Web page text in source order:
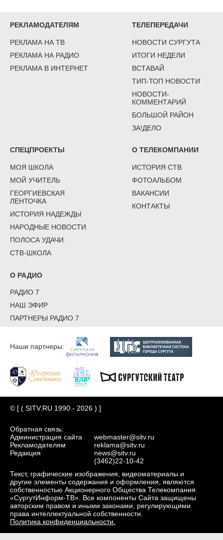
РЕКЛАМОДАТЕЛЯМ
РЕКЛАМА НА ТВ
РЕКЛАМА НА РАДИО
РЕКЛАМА В ИНТЕРНЕТ
ТЕЛЕПЕРЕДАЧИ
НОВОСТИ СУРГУТА
ИТОГИ НЕДЕЛИ
ВСТАВАЙ
ТИП-ТОП НОВОСТИ
НОВОСТИ-
КОММЕНТАРИЙ
БОЛЬШОЙ РАЙОН
ЗА!ДЕЛО
СПЕЦПРОЕКТЫ
МОЯ ШКОЛА
МОЙ УЧИТЕЛЬ
ГЕОРГИЕВСКАЯ
ЛЕНТОЧКА
ИСТОРИЯ НАДЕЖДЫ
НАРОДНЫЕ НОВОСТИ
ПОЛОСА УДАЧИ
СТВ-ШКОЛА
О ТЕЛЕКОМПАНИИ
ИСТОРИЯ СТВ
ФОТОАЛЬБОМ
ВАКАНСИИ
КОНТАКТЫ
О РАДИО
РАДИО 7
НАШ ЭФИР
ПАРТНЕРЫ РАДИО 7
Наши партнеры:
© [ ( SITV.RU 1990 - 2026 ) ]
Обратная связь:
Администрация сайта
Рекламодателям
Редакция
webmaster@sitv.ru
reklama@sitv.ru
news@sitv.ru
(3462)22-10-42
Текст, графические изображения, видеоматериалы и
другие элементы содержания и оформления, являются
собственностью Акционерного Общества Телекомпания
«СургутИнформ-ТВ». Все компоненты Сайта защищены
авторским правом и иными законами, регулирующими
права интеллектуальной собственности.
Политика конфиденциальности.